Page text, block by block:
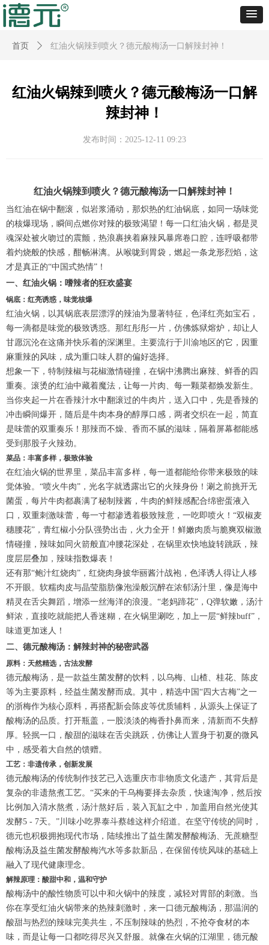
首页 ꄲ 红油火锅辣到喷火？德元酸梅汤一口解辣封神！
红油火锅辣到喷火？德元酸梅汤一口解
辣封神！
红油火锅辣到喷火？德元酸梅汤一口解辣封神！
当红油在锅中翻滚，似岩浆涌动，那炽热的红油锅底，如同一场味觉
的核爆现场，瞬间点燃你对辣的极致渴望！每一口红油火锅，都是灵
魂深处被火吻过的震颤，热浪裹挟着麻辣风暴席卷口腔，连呼吸都带
着灼烧般的快感，酣畅淋漓。从喉咙到胃袋，燃起一条龙形烈焰，这
才是真正的“中国式热情”！
一、红油火锅：嗜辣者的狂欢盛宴
锅底：红亮诱惑，味觉核爆
红油火锅，以其锅底表层漂浮的辣油为显著特征，色泽红亮如宝石，
每一滴都是味觉的极致诱惑。那红彤彤一片，仿佛炼狱熔炉，却让人
甘愿沉沦在这痛并快乐着的深渊里。主要流行于川渝地区的它，因重
麻重辣的风味，成为重口味人群的偏好选择。
想象一下，特制辣椒与花椒激情碰撞，在锅中沸腾出麻辣、鲜香的四
重奏。滚烫的红油中藏着魔法，让每一片肉、每一颗菜都焕发新生。
当你夹起一片在香辣汁水中翻滚过的牛肉片，送入口中，先是香辣的
冲击瞬间爆开，随后是牛肉本身的醇厚口感，两者交织在一起，简直
是味蕾的双重奏乐！那辣而不燥、香而不腻的滋味，隔着屏幕都能感
受到那股子火辣劲。
菜品：丰富多样，极致体验
在红油火锅的世界里，菜品丰富多样，每一道都能给你带来极致的味
觉体验。“喷火牛肉”，光名字就透露出它的火辣身份！涮之前挑开无
菌蛋，每片牛肉都裹满了秘制辣酱，牛肉的鲜辣感配合绵密蛋液入
口，双重刺激味蕾，每一寸都渗透着极致辣意，一吃即喷火！“双椒麦
穗腰花”，青红椒小分队强势出击，火力全开！鲜嫩肉质与脆爽双椒激
情碰撞，辣味如同火箭般直冲腰花深处，在锅里欢快地旋转跳跃，辣
度层层叠加，辣味指数爆表！
还有那“鲍汁红烧肉”，红烧肉身披华丽酱汁战袍，色泽诱人得让人移
不开眼。软糯肉皮与晶莹脂肪像泡澡般沉醉在浓郁汤汁里，像是海中
精灵在舌尖舞蹈，增添一丝海洋的浪漫。“老妈蹄花”，Q弹软嫩，汤汁
鲜浓，直接吃就能把人香迷糊，在火锅里涮吃，加上一层“鲜辣buff”，
味道更加迷人！
二、德元酸梅汤：解辣封神的秘密武器
原料：天然精选，古法发酵
德元酸梅汤，是一款益生菌发酵的饮料，以乌梅、山楂、桂花、陈皮
等为主要原料，经益生菌发酵而成。其中，精选中国“四大古梅”之一
的浙梅作为核心原料，再搭配新会陈皮等优质辅料，从源头上保证了
酸梅汤的品质。打开瓶盖，一股淡淡的梅香扑鼻而来，清新而不失醇
厚。轻抿一口，酸甜的滋味在舌尖跳跃，仿佛让人置身于初夏的微风
中，感受着大自然的馈赠。
工艺：非遗传承，创新发展
德元酸梅汤的传统制作技艺已入选重庆市非物质文化遗产，其背后是
复杂的非遗熬煮工艺。“买来的干乌梅要择去杂质，快速淘净，然后按
比例加入清水熬煮，汤汁熬好后，装入瓦缸之中，加盖用自然光使其
发酵5 - 7天。”川味小吃界泰斗蔡雄这样介绍道。在坚守传统的同时，
德元也积极拥抱现代市场，陆续推出了益生菌发酵酸梅汤、无蔗糖型
酸梅汤及益生菌发酵酸梅汽水等多款新品，在保留传统风味的基础上
融入了现代健康理念。
解辣原理：酸甜中和，温和守护
酸梅汤中的酸性物质可以中和火锅中的辣度，减轻对胃部的刺激。当
你在享受红油火锅带来的热辣刺激时，来一口德元酸梅汤，那温润的
酸甜与热烈的辣味完美共生，不压制辣味的热烈，不抢夺食材的本
味，而是让每一口都吃得尽兴又舒服。就像在火锅的江湖里，德元酸
发布时间： 2025-12-11 09:23